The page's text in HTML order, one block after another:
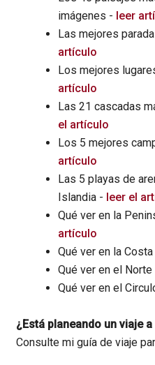
imágenes - leer
Las mejores
artículo
Los mejores
artículo
Las 21 cascadas
el artículo
Los 5 mejores
artículo
Las 5 playas de
Islandia - leer el
Qué ver en la
artículo
Qué ver en la Costa
Qué ver en el Norte
Qué ver en el
¿Está planeando un viaje
Consulte mi guía de viaje